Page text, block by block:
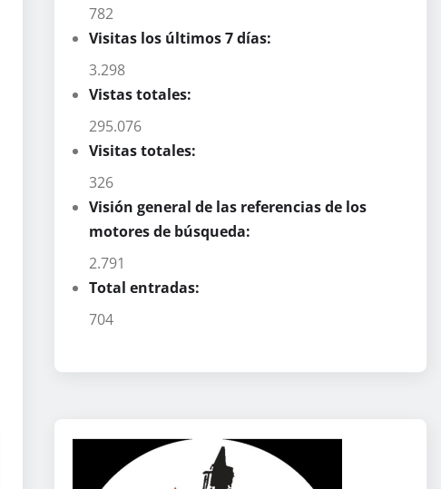
782
Visitas los últimos 7 días:
3.298
Vistas totales:
295.076
Visitas totales:
326
Visión general de las referencias de los
motores de búsqueda:
2.791
Total entradas:
704